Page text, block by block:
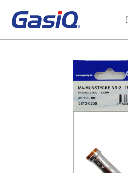
Hoppa till innehåll 🇬🇧
🇸🇪